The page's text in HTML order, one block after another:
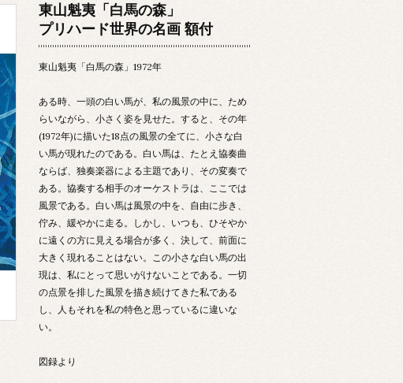
東山魁夷「白馬の森」
プリハード世界の名画 額付
東山魁夷「白馬の森」1972年
ある時、一頭の白い馬が、私の風景の中に、ため
らいながら、小さく姿を見せた。すると、その年
(1972年)に描いた18点の風景の全てに、小さな白
い馬が現れたのである。白い馬は、たとえ協奏曲
ならば、独奏楽器による主題であり、その変奏で
ある。協奏する相手のオーケストラは、ここでは
風景である。白い馬は風景の中を、自由に歩き、
佇み、緩やかに走る。しかし、いつも、ひそやか
に遠くの方に見える場合が多く、決して、前面に
大きく現れることはない。この小さな白い馬の出
現は、私にとって思いがけないことである。一切
の点景を排した風景を描き続けてきた私である
し、人もそれを私の特色と思っているに違いな
い。
図録より